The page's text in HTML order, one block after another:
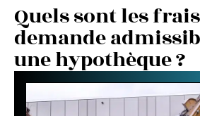
Quels sont les
demande
une hypothèque ?